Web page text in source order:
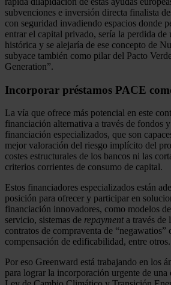
subvenciones e inversión directa finalista
con seguridad invadiendo espacios donde
entrar el capital privado, sería la perdida de
histórica y se alejaría de ese concepto de
subyace también como pilar del Pacto
Generation”.
Incorporar préstamos PACE
La vía que ofrece más potencial en este
financiación alternativa a través de fondos
financiación especializados, que son
mejor valoración del riesgo implícito del
costes estructurales de los bancos ni las
criterios corrientes de consumo de capital.
Estos financiadores especializados están
posición para ofrecer y participar en
financiación innovadores, como modelos
servicio, sistemas de repaymenta través de
contratos de compraventa de “negawatios”
compensación de edificabilidad, entre otros.
Por eso Greenward está trabajando en los
para lograr la incorporación urgente de una